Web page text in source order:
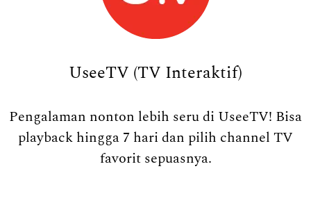
UseeTV (TV Interaktif)
Pengalaman nonton lebih seru di UseeTV! Bisa
playback hingga 7 hari dan pilih channel TV
favorit sepuasnya.